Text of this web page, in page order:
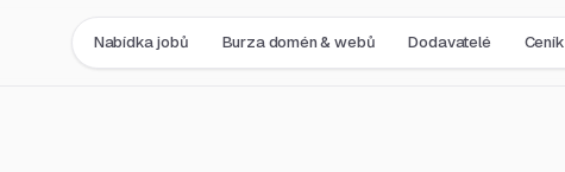
Nabídka jobů Burza domén & webů Dodavatelé Ceník